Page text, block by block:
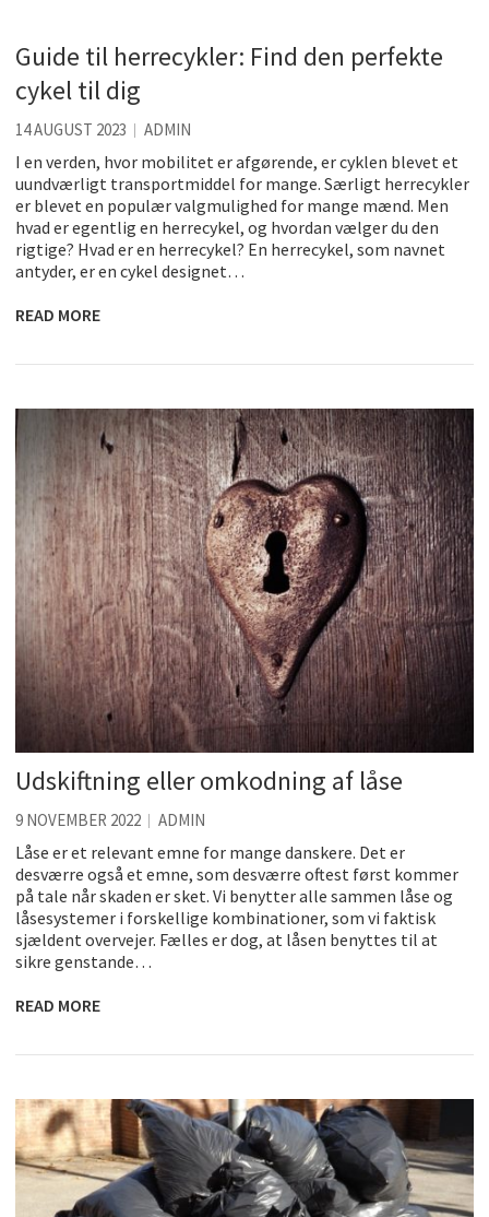
Guide til herrecykler: Find den perfekte
cykel til dig
14 AUGUST 2023 ADMIN
I en verden, hvor mobilitet er afgørende, er cyklen blevet et
uundværligt transportmiddel for mange. Særligt herrecykler
er blevet en populær valgmulighed for mange mænd. Men
hvad er egentlig en herrecykel, og hvordan vælger du den
rigtige? Hvad er en herrecykel? En herrecykel, som navnet
antyder, er en cykel designet…
READ MORE
Udskiftning eller omkodning af låse
9 NOVEMBER 2022 ADMIN
Låse er et relevant emne for mange danskere. Det er
desværre også et emne, som desværre oftest først kommer
på tale når skaden er sket. Vi benytter alle sammen låse og
låsesystemer i forskellige kombinationer, som vi faktisk
sjældent overvejer. Fælles er dog, at låsen benyttes til at
sikre genstande…
READ MORE